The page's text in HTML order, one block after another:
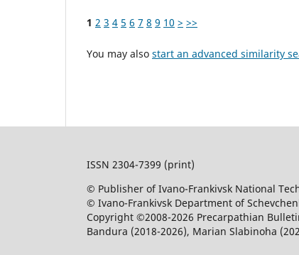
1 2 3 4 5 6 7 8 9 10 > >>
You may also start an advanced similarity
ISSN 2304-7399 (print)
© Publisher of Ivano-Frankivsk National
© Ivano-Frankivsk Department of
Copyright ©2008-2026 Precarpathian
Bandura (2018-2026), Marian Slabinoha